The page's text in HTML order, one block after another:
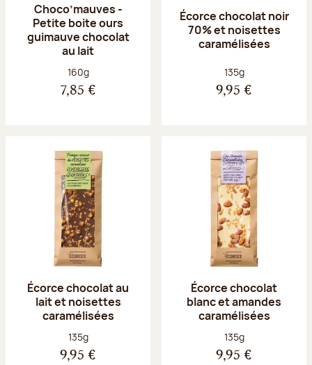
Choco’mauves -
Petite boite ours
guimauve chocolat
au lait
Poids net :
160g
7,85 €
Écorce chocolat noir
70% et noisettes
caramélisées
Poids net :
135g
9,95 €
Écorce chocolat au
lait et noisettes
caramélisées
Poids net :
135g
9,95 €
Écorce chocolat
blanc et amandes
caramélisées
Poids net :
135g
9,95 €